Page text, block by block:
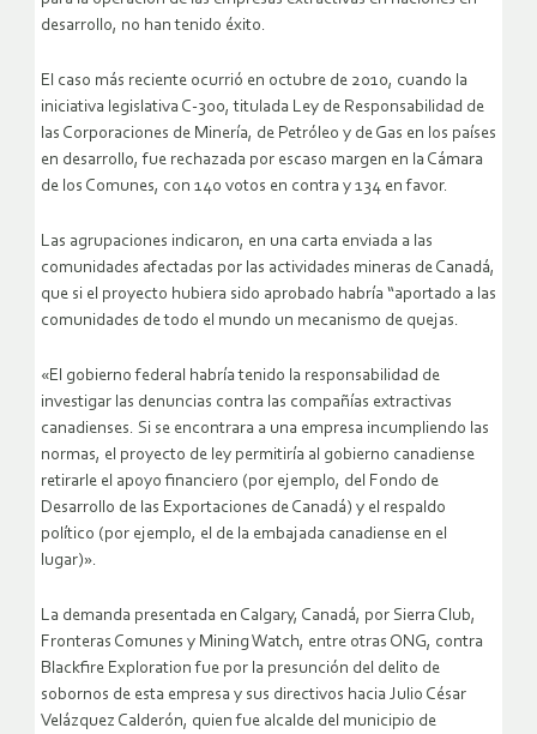
desarrollo, no han tenido éxito.
El caso más reciente ocurrió en octubre de 2010, cuando la
iniciativa legislativa C-300, titulada Ley de Responsabilidad de
las Corporaciones de Minería, de Petróleo y de Gas en los países
en desarrollo, fue rechazada por escaso margen en la Cámara
de los Comunes, con 140 votos en contra y 134 en favor.
Las agrupaciones indicaron, en una carta enviada a las
comunidades afectadas por las actividades mineras de Canadá,
que si el proyecto hubiera sido aprobado habría “aportado a las
comunidades de todo el mundo un mecanismo de quejas.
«El gobierno federal habría tenido la responsabilidad de
investigar las denuncias contra las compañías extractivas
canadienses. Si se encontrara a una empresa incumpliendo las
normas, el proyecto de ley permitiría al gobierno canadiense
retirarle el apoyo financiero (por ejemplo, del Fondo de
Desarrollo de las Exportaciones de Canadá) y el respaldo
político (por ejemplo, el de la embajada canadiense en el
lugar)».
La demanda presentada en Calgary, Canadá, por Sierra Club,
Fronteras Comunes y Mining Watch, entre otras ONG, contra
Blackfire Exploration fue por la presunción del delito de
sobornos de esta empresa y sus directivos hacia Julio César
Velázquez Calderón, quien fue alcalde del municipio de